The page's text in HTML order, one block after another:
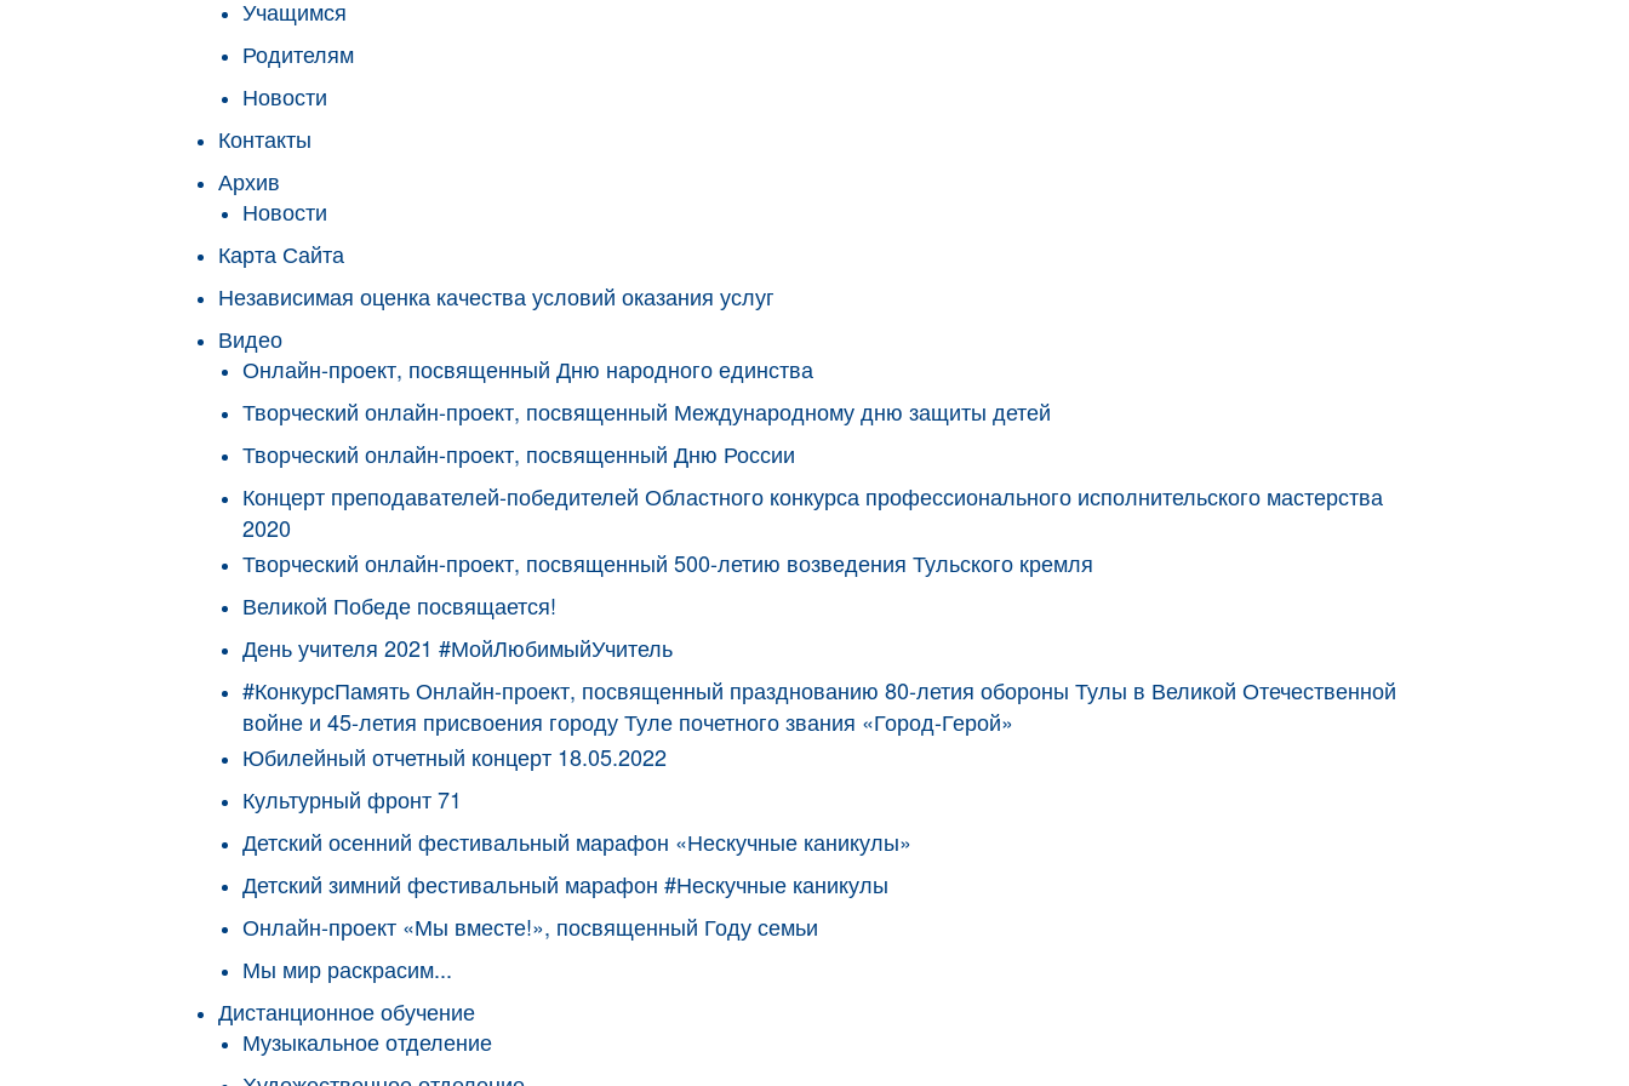
Учащимся
Родителям
Новости
Контакты
Архив
Новости
Карта Сайта
Независимая оценка качества условий оказания услуг
Видео
Онлайн-проект, посвященный Дню народного единства
Творческий онлайн-проект, посвященный Международному дню защиты детей
Творческий онлайн-проект, посвященный Дню России
Концерт преподавателей-победителей Областного конкурса профессионального исполнительского мастерства
2020
Творческий онлайн-проект, посвященный 500-летию возведения Тульского кремля
Великой Победе посвящается!
День учителя 2021 #МойЛюбимыйУчитель
#КонкурсПамять Онлайн-проект, посвященный празднованию 80-летия обороны Тулы в Великой Отечественной
войне и 45-летия присвоения городу Туле почетного звания «Город-Герой»
Юбилейный отчетный концерт 18.05.2022
Культурный фронт 71
Детский осенний фестивальный марафон «Нескучные каникулы»
Детский зимний фестивальный марафон #Нескучные каникулы
Онлайн-проект «Мы вместе!», посвященный Году семьи
Мы мир раскрасим...
Дистанционное обучение
Музыкальное отделение